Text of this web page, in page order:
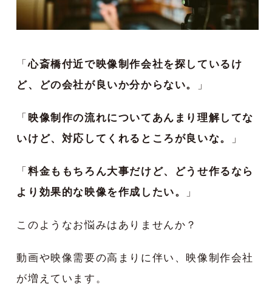
「心斎橋付近で映像制作会社を探しているけ
ど、どの会社が良いか分からない。
」
「 映像制作の流れについてあんまり理解してな
いけど、対応してくれるところが良いな。
」
「 料金ももちろん大事だけど、どうせ作るなら
より効果的な映像を作成したい。
」
このようなお悩みはありませんか？
動画や映像需要の高まりに伴い、映像制作会社
が増えています。